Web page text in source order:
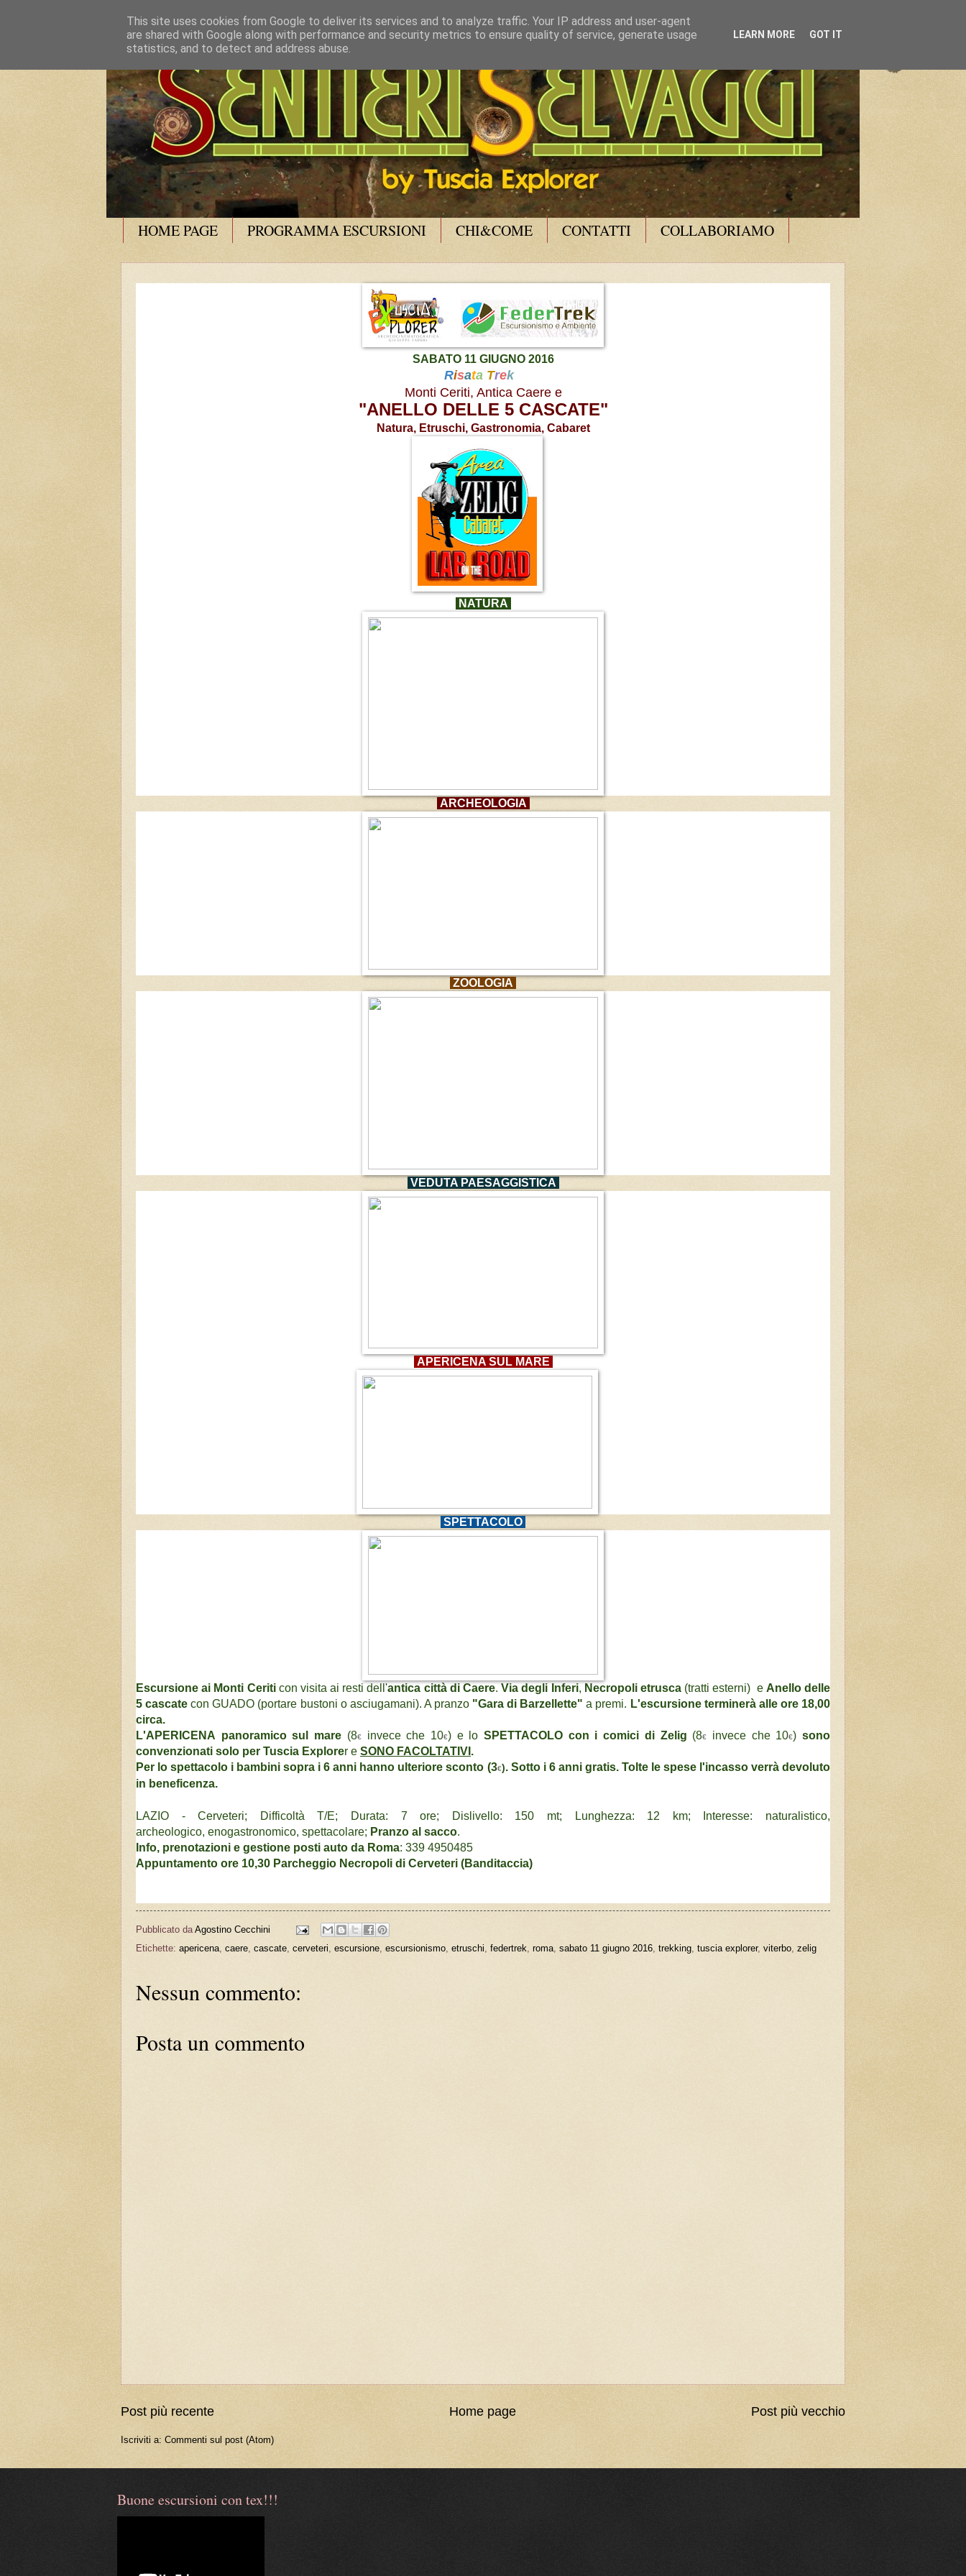
HOME PAGE PROGRAMMA ESCURSIONI CHI&COME CONTATTI COLLABORIAMO
SABATO 11 GIUGNO 2016
Risata Trek
Monti Ceriti, Antica Caere e
"ANELLO DELLE 5 CASCATE"
Natura, Etruschi, Gastronomia, Cabaret
NATURA
ARCHEOLOGIA
ZOOLOGIA
VEDUTA PAESAGGISTICA
APERICENA SUL MARE
SPETTACOLO
Escursione ai Monti Ceriticon visita ai resti dell'antica città di Caere.Via degli Inferi, Necropoli etrusca(tratti esterni) e Anello delle
5 cascate con GUADO (portare bustoni o asciugamani). A pranzo "Gara di Barzellette" a premi. L'escursione terminerà alle ore 18,00
circa.
L'APERICENA panoramico sul mare (8€invece che 10€) e loSPETTACOLO con i comici di Zelig (8€ invece che 10€)sono
convenzionati solo per Tuscia Explorer e SONO FACOLTATIVI .
Per lo spettacolo i bambini sopra i 6 anni hanno ulteriore sconto (3€). Sotto i 6 anni gratis. Tolte le spese l'incasso verrà devoluto
in beneficenza.
LAZIO - Cerveteri; Difficoltà T/E;
Durata: 7 ore; Dislivello: 150 mt; Lunghezza: 12 km; Interesse: naturalistico,
archeologico, enogastronomico, spettacolare; Pranzo al sacco.
Info, prenotazioni e gestione posti auto da Roma: 339 4950485
Appuntamento ore 10,30 Parcheggio Necropoli di Cerveteri (Banditaccia)
Pubblicato da Agostino Cecchini
Etichette: apericena, caere, cascate, cerveteri, escursione, escursionismo, etruschi, federtrek, roma, sabato 11 giugno 2016, trekking, tuscia explorer, viterbo, zelig
Nessun commento:
Posta un commento
Post più recente Post più vecchio
Home page
Iscriviti a: Commenti sul post (Atom)
Buone escursioni con tex!!!
This site uses cookies from Google to deliver its services and to analyze traffic. Your IP address and user-agent
are shared with Google along with performance and security metrics to ensure quality of service, generate usage
statistics, and to detect and address abuse.
LEARN MORE GOT IT